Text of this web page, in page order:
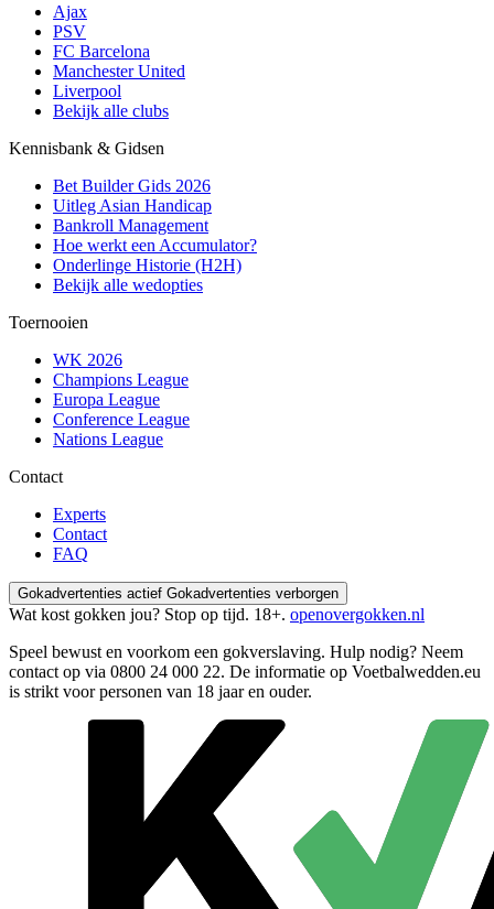
Ajax
PSV
FC Barcelona
Manchester United
Liverpool
Bekijk alle clubs
Kennisbank & Gidsen
Bet Builder Gids 2026
Uitleg Asian Handicap
Bankroll Management
Hoe werkt een Accumulator?
Onderlinge Historie (H2H)
Bekijk alle wedopties
Toernooien
WK 2026
Champions League
Europa League
Conference League
Nations League
Contact
Experts
Contact
FAQ
Gokadvertenties actief Gokadvertenties verborgen
Wat kost gokken jou? Stop op tijd. 18+. openovergokken.nl
Speel bewust en voorkom een gokverslaving. Hulp nodig? Neem
contact op via 0800 24 000 22. De informatie op Voetbalwedden.eu
is strikt voor personen van 18 jaar en ouder.